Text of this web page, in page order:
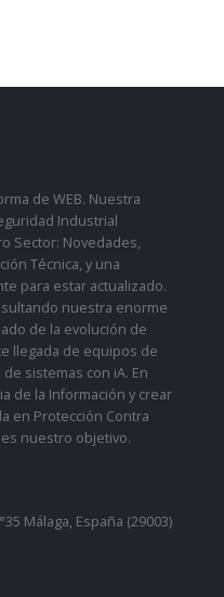
de WEB. Nuestra
Industrial
Sector: Novedades,
Técnica, y una
para estar actualizado.
nuestra enorme
de la evolución de
llegada de equipos de
sistemas con iA. En
de la Información y crear
en Protección Contra
nuestro objetivo.
Málaga, España (29003)